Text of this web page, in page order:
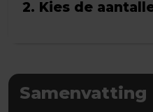
2. Kies de
Samenvatting